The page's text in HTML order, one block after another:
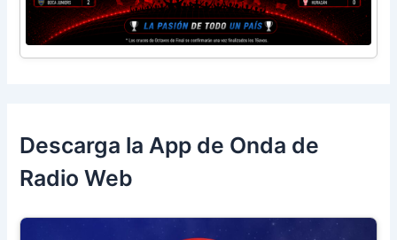
Descarga la App de Onda de
Radio Web